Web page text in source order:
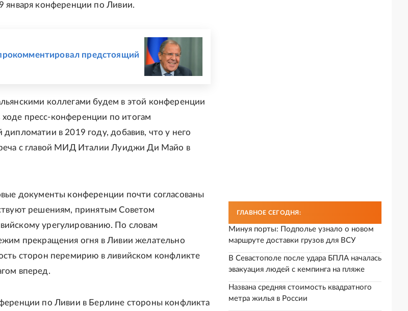
января конференции по Ливии.
предстоящий
коллегами будем в этой конференции
ходе пресс-конференции по итогам
дипломатии в 2019 году, добавив, что у него
с главой МИД Италии Луиджи Ди Майо в
документы конференции почти согласованы
решениям, принятым Советом
урегулированию. По словам
прекращения огня в Ливии желательно
сторон перемирию в ливийском конфликте
вперед.
по Ливии в Берлине стороны конфликта
ГЛАВНОЕ СЕГОДНЯ:
Минуя порты: Подполье узнало о новом
маршруте доставки грузов для ВСУ
В Севастополе после удара БПЛА началась
эвакуация людей с кемпинга на пляже
Названа средняя стоимость квадратного
метра жилья в России